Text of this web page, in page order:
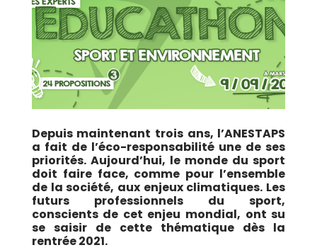
Depuis maintenant trois ans, l’ANESTAPS
a fait de l’éco-responsabilité une de ses
priorités. Aujourd’hui, le monde du sport
doit faire face, comme pour l’ensemble
de la société, aux enjeux climatiques. Les
futurs professionnels du sport,
conscients de cet enjeu mondial, ont su
se saisir de cette thématique dès la
rentrée 2021.